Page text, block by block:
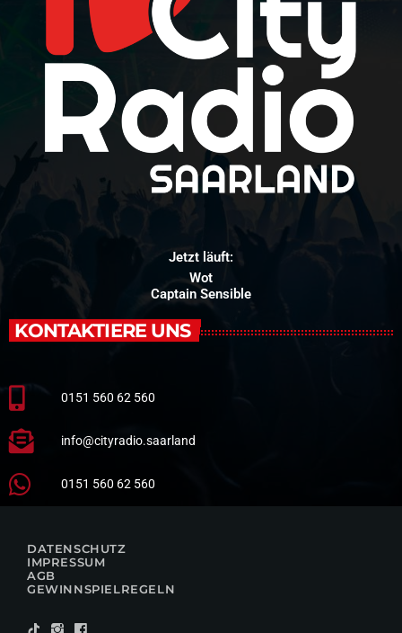
Jetzt läuft:
Wot
Captain Sensible
KONTAKTIERE UNS
0151 560 62 560
info@cityradio.saarland
0151 560 62 560
DATENSCHUTZ
IMPRESSUM
AGB
GEWINNSPIELREGELN